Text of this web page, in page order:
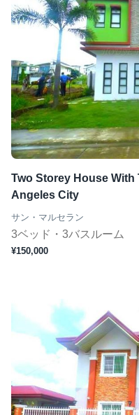
Two Storey House
Angeles City
サン・マルセラン
3ベッド・3バスルーム
¥150,000